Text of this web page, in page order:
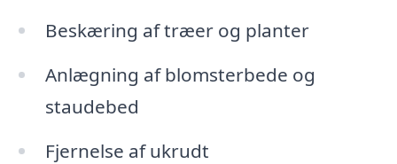
Beskæring af træer og planter
Anlægning af blomsterbede og
staudebed
Fjernelse af ukrudt